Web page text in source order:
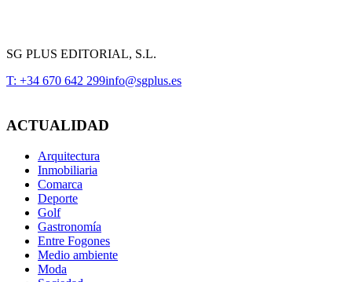
SG PLUS EDITORIAL, S.L.
T: +34 670 642 299info@sgplus.es
ACTUALIDAD
Arquitectura
Inmobiliaria
Comarca
Deporte
Golf
Gastronomía
Entre Fogones
Medio ambiente
Moda